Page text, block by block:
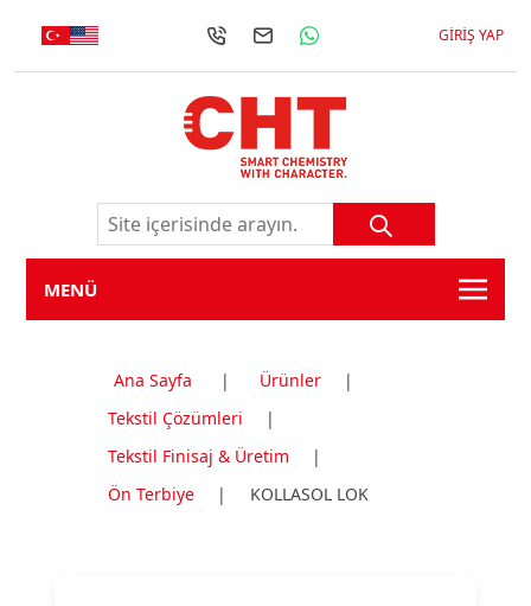
GIRIŞ YAP
MENÜ
Ana Sayfa | Ürünler
|
Tekstil Çözümleri
|
Tekstil Finisaj & Üretim
|
Ön Terbiye
| KOLLASOL LOK